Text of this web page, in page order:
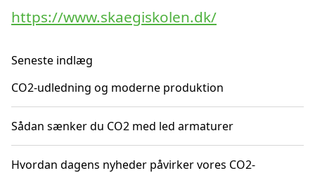
https://www.skaegiskolen.dk/
Seneste indlæg
CO2-udledning og moderne produktion
Sådan sænker du CO2 med led armaturer
Hvordan dagens nyheder påvirker vores CO2-